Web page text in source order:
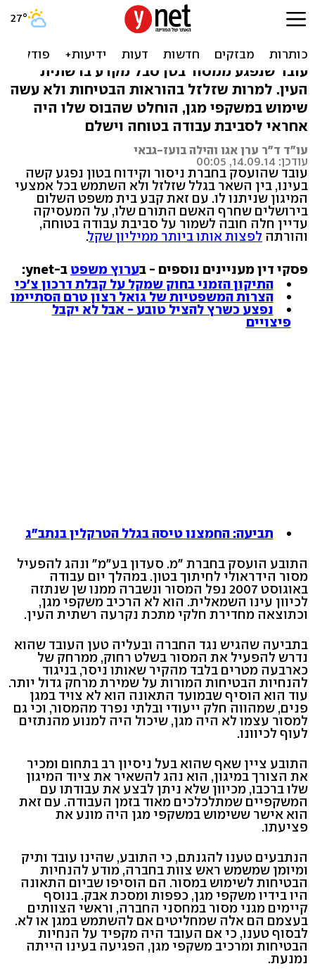
נפגע בעין ממסור בטון.
הפיצוי: כמיליון שקל
עובד שנפגע ממסור בטן סבל מקרע ברשתית
העין. למרות שזלזל בהוראות הבטיחות ולא עשה
שימוש במשקפי מגן, הוחלט שהבוס שלו היה
אחראי לסביבת עבודה בטוחה וישלם
עו"ד ד"ר ערן אגו והילה בועז-גבאי
עודכן: 14.09.14, 00:05
עובד שהועסק בחברת ניסור וקידוח בטון נפגע קשה
בעינו, בין השאר בגלל שזלזל ולא השתמש בכל אמצעי
המיגון שניתנו לו. עם זאת קבע בית משפט השלום
בירושלים שחרף האשם התורם שלו, על המעסיקה
עדיין חלה חובה לשמור על סביבת עבודה בטוחה,
והורתה לפצות אותו ביותר ממיליון שקל.
פסקי דין מעניינים נוספים - בערוץ משפט ב-ynet:
התיקון הזמני בחוק שמקל על קבלת דרכון צ'כי
הצרות המשפטיות של גואל רצון טרם הסתיימו
נפצע כשרץ להציל טובע - אבל לא יקבל
פיצויים
תביעה: החמצנו טיסה בגלל הטרקלין בנתב"ג
התובע הועסק בחברת "מ. סעדון בע"מ" ונהג להפעיל
מסור הידראולי לחיתוך בטון. במהלך יום עבודה
באוגוסט 2007 נפל המסור ונשברה ממנו שן שנתזה
לכיוון עינו השמאלית. הוא לא הרכיב משקפי מגן,
וכתוצאה מחדירת חלקי מתכת נקרעה רשתית העין.
בתביעה שהגיש נגד החברה ובעליה טען העובד שהוא
נדרש להפעיל את המסור בשלט רחוק, ממרחק של
כארבעה מטרים בלבד מהקיר שאותו ניסר, בניגוד
להנחיות הבטיחות המורות על שמירת מרחק גדול יותר.
עוד הוא הוסיף שבמועד התאונה הוא לא צויד במגן
פנים, שמהווה חלק ייעודי ובלתי נפרד מהמסור, וכי גם
למסור עצמו לא היה מגן, שיכול היה למנוע מהנתזים
לעוף לכיוונו.
התובע ציין שאף שהוא בעל ניסיון רב בתחום ומכיר
את הצורך במיגון, הוא נהג להשאיר את ציוד המיגון
שלו ברכבו, מכיוון שלא ניתן לבצע את עבודתו עם
המשקפיים שמתלכלכים מאוד בזמן העבודה. עם זאת
הוא אישר ששימוש במשקפי מגן היה מונע את
פציעתו.
הנתבעים טענו להגנתם, כי התובע, שהינו עובד ותיק
ומיומן שמשמש ראש צוות בחברה, מודע להנחיות
הבטיחות לשימוש במסור. הם הוסיפו שביום התאונה
היו בידיו משקפי מגן, כפפות ומסכת אבק. בנוסף
קיימים מגני מסור במחסני החברה, וראשי הצוותים
בעצמם הם אלה שמחליטים אם להשתמש במגן או לא.
לבסוף טענו, כי אם העובד היה מקפיד על הנחיות
הבטיחות ומרכיב משקפי מגן, הפגיעה בעינו הייתה
נמנעת.